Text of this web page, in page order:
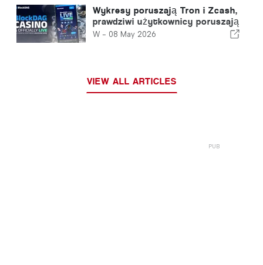
Wykresy poruszają Tron i Zcash,
prawdziwi użytkownicy poruszają
BlockDAG: Pierwsze kasyno
W - 08 May 2026
VIEW ALL ARTICLES